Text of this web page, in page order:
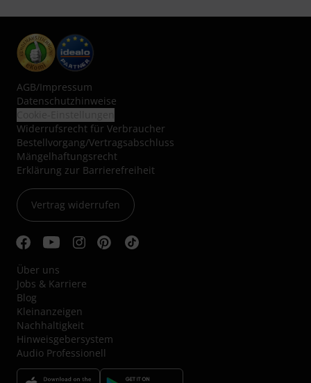
AGB/Impressum
Datenschutzhinweise
Widerrufsrecht für Verbraucher
Bestellvorgang/Vertragsabschluss
Mängelhaftungsrecht
Erklärung zur Barrierefreiheit
Vertrag widerrufen
Über uns
Jobs & Karriere
Blog
Kleinanzeigen
Nachhaltigkeit
Hinweisgebersystem
Audio Professionell